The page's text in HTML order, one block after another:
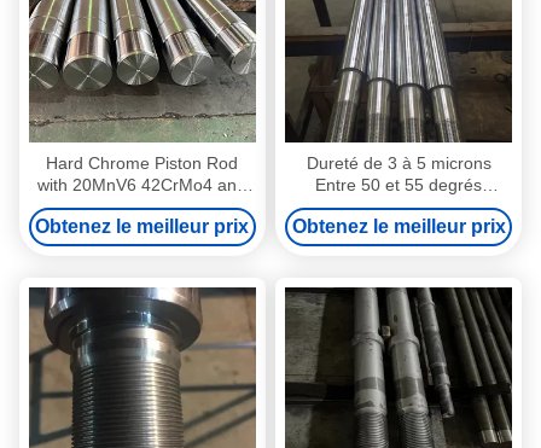
Hard Chrome Piston Rod
with 20MnV6 42CrMo4 and
40Cr Materials for High
Strength Applications
Obtenez le meilleur prix
Dureté de 3 à 5 microns
Entre 50 et 55 degrés
(jusqu'à 50 et 60 degrés)
Longueur entre 3 et 5 mètres
Obtenez le meilleur prix